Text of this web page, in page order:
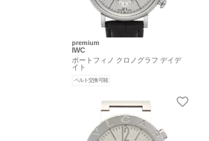
premium
IWC
ポートフィノ クロノグラフ デイデ
イト
ベルト交換可能